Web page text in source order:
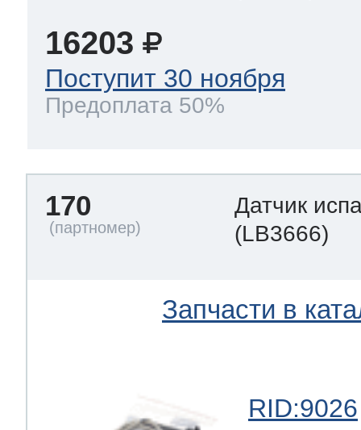
16203
Поступит 30 ноября
Предоплата 50%
170
Датчик
(LB3666)
Запчасти в
RID:9026